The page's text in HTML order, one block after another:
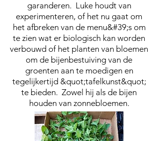
garanderen. Luke houdt van
experimenteren, of het nu gaat om
het afbreken van de menu&#39;s om
te zien wat er biologisch kan worden
verbouwd of het planten van bloemen
om de bijenbestuiving van de
groenten aan te moedigen en
tegelijkertijd &quot;tafelkunst&quot;
te bieden. Zowel hij als de bijen
houden van zonnebloemen.